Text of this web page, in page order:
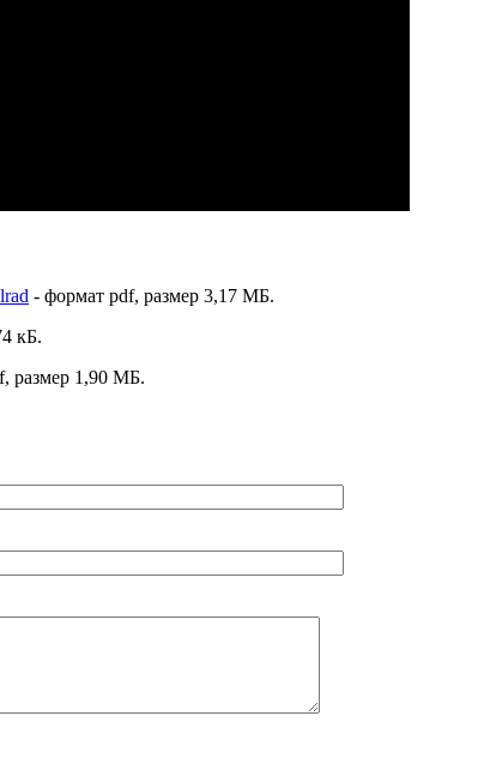
- формат pdf, размер 3,17 МБ.
кБ.
размер 1,90 МБ.